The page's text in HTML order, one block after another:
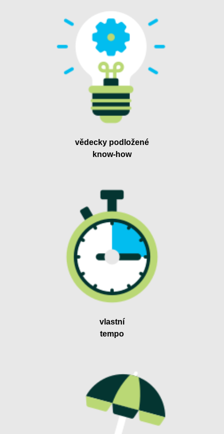
vědecky podložené
know-how
vlastní
tempo